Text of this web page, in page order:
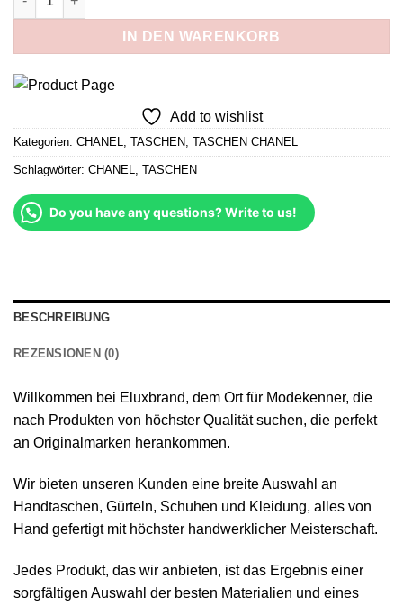
329,00 €279,65 €.
IN DEN WARENKORB
Add to wishlist
Kategorien: CHANEL TASCHEN TASCHEN CHANEL
Schlagwörter: CHANEL TASCHEN
Do you have any questions? Write to us!
BESCHREIBUNG
REZENSIONEN (0)
Willkommen bei Eluxbrand, dem Ort für Modekenner, die
nach Produkten von höchster Qualität suchen, die perfekt
an Originalmarken herankommen.
Wir bieten unseren Kunden eine breite Auswahl an
Handtaschen, Gürteln, Schuhen und Kleidung, alles von
Hand gefertigt mit höchster handwerklicher Meisterschaft.
Jedes Produkt, das wir anbieten, ist das Ergebnis einer
sorgfältigen Auswahl der besten Materialien und eines